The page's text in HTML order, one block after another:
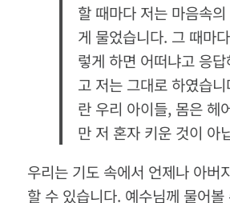
할 때마다 저는 마음속
게 물었습니다. 그 때마
렇게 하면 어떠냐고 응답
고 저는 그대로 하였습
란 우리 아이들, 몸은 헤
만 저 혼자 키운 것이 아
우리는 기도 속에서 언제나 아버
할 수 있습니다. 예수님께 물어볼